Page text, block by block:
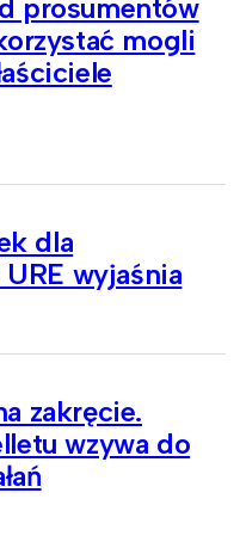
prosumentów
mogli
dla
wyjaśnia
zakręcie.
wzywa do